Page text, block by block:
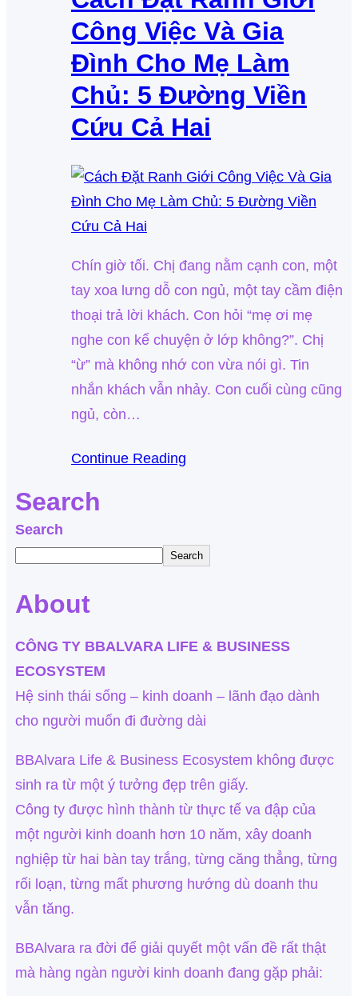
Công Việc Và Gia
Đình Cho Mẹ Làm
Chủ: 5 Đường Viền
Cứu Cả Hai
Chín giờ tối. Chị đang nằm cạnh con, một
tay xoa lưng dỗ con ngủ, một tay cầm điện
thoại trả lời khách. Con hỏi “mẹ ơi mẹ
nghe con kể chuyện ở lớp không?”. Chị
“ừ” mà không nhớ con vừa nói gì. Tin
nhắn khách vẫn nhảy. Con cuối cùng cũng
ngủ, còn…
Continue Reading
Search
Search
Search
About
CÔNG TY BBALVARA LIFE & BUSINESS
ECOSYSTEM
Hệ sinh thái sống – kinh doanh – lãnh đạo dành
cho người muốn đi đường dài
BBAlvara Life & Business Ecosystem không được
sinh ra từ một ý tưởng đẹp trên giấy.
Công ty được hình thành từ thực tế va đập của
một người kinh doanh hơn 10 năm, xây doanh
nghiệp từ hai bàn tay trắng, từng căng thẳng, từng
rối loạn, từng mất phương hướng dù doanh thu
vẫn tăng.
BBAlvara ra đời để giải quyết một vấn đề rất thật
mà hàng ngàn người kinh doanh đang gặp phải: